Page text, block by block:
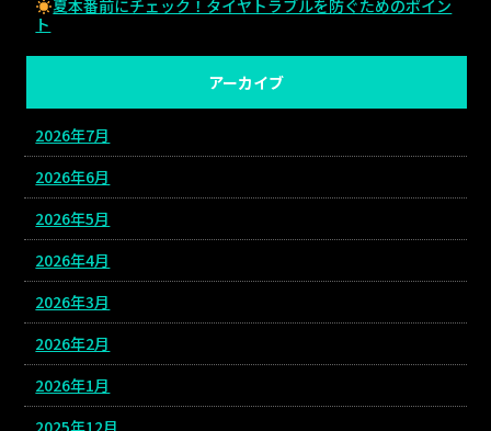
夏本番前にチェック！タイヤトラブルを防ぐためのポイン
ト
アーカイブ
2026年7月
2026年6月
2026年5月
2026年4月
2026年3月
2026年2月
2026年1月